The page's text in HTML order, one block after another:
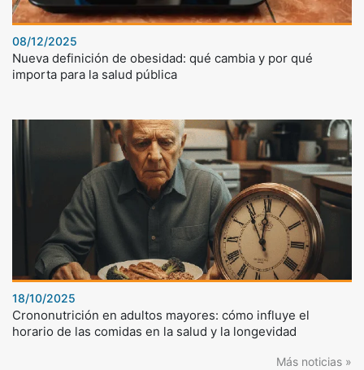
08/12/2025
Nueva definición de obesidad: qué cambia y por qué
importa para la salud pública
18/10/2025
Crononutrición en adultos mayores: cómo influye el
horario de las comidas en la salud y la longevidad
Más noticias »